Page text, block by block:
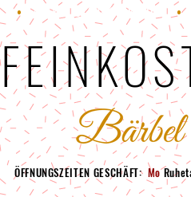
• Fon: +49 (0) 228 95380-70 •
ÖFFNUNGSZEITEN GESCHÄFT: Mo